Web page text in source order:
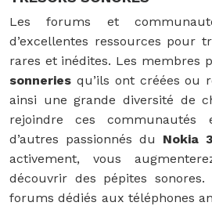
Les forums et
d’excellentes ressources pour
rares et inédites. Les membres
sonneries qu’ils ont créées ou
ainsi une grande diversité de
rejoindre ces
d’autres passionnés du Nokia
activement, vous
découvrir des pépites
forums dédiés aux téléphones